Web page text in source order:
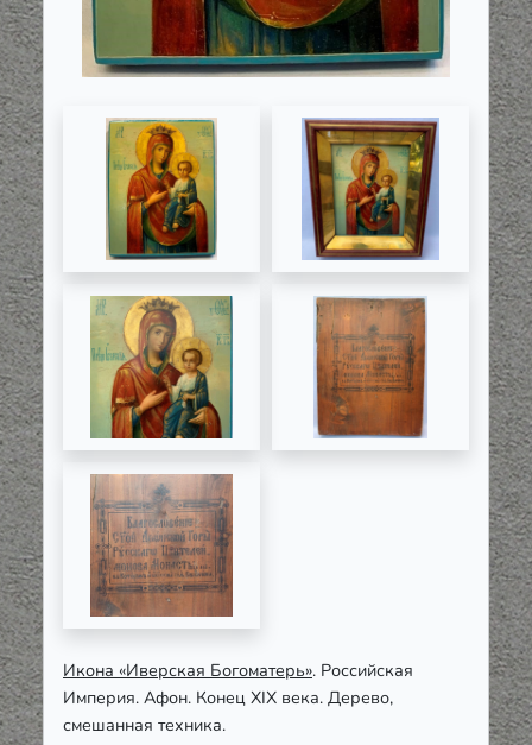
Икона «Иверская Богоматерь». Российская
Империя. Афон. Конец XIX века. Дерево,
смешанная техника.